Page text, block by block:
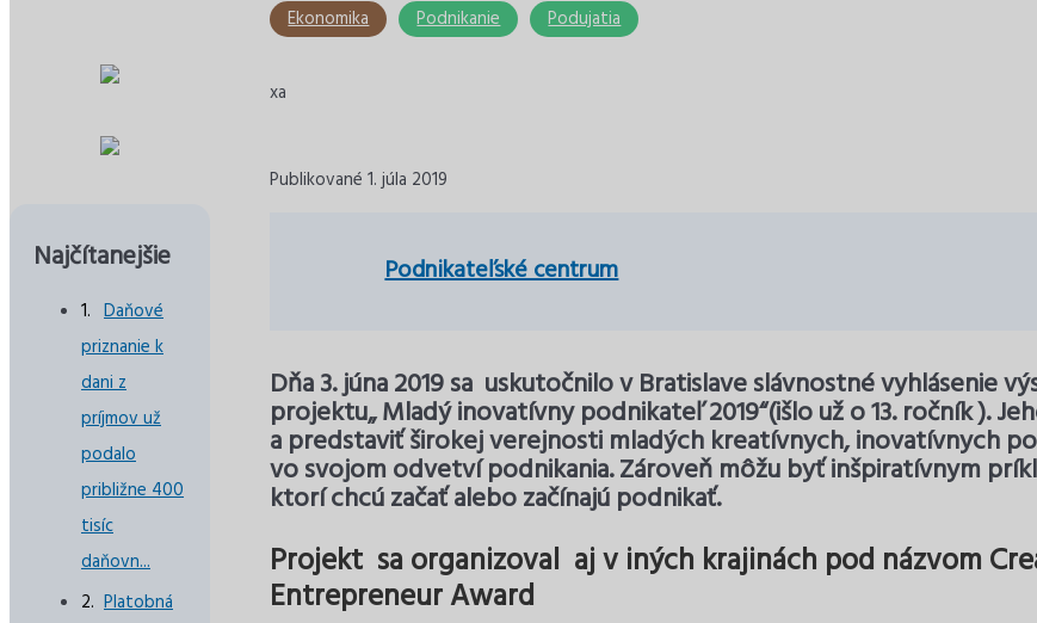
Najčítanejšie
Daňové
priznanie k
dani z
príjmov už
podalo
približne 400
tisíc
daňovn...
Platobná
Ekonomika Podnikanie Podujatia
xa
Publikované 1. júla 2019
Podnikateľské centrum
Dňa 3. júna 2019 sa uskutočnilo v Bratislave slávnostné vyhlásenie
projektu„ Mladý inovatívny podnikateľ 2019“(išlo už o 13. ročník ).
a predstaviť širokej verejnosti mladých kreatívnych, inovatívnych
vo svojom odvetví podnikania. Zároveň môžu byť inšpiratívnym
ktorí chcú začať alebo začínajú podnikať.
Projekt sa organizoval aj v iných krajinách pod názvom
Entrepreneur Award